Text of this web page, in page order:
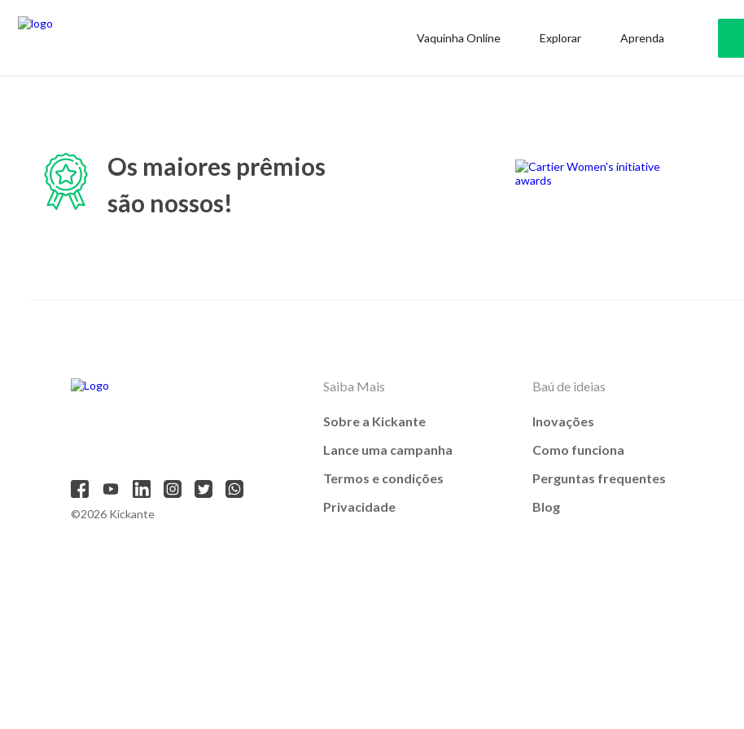
Vaquinha Online Explorar Aprenda
Os maiores prêmios
são nossos!
©2026 Kickante
Saiba Mais
Sobre a Kickante
Lance uma campanha
Termos e condições
Privacidade
Baú de ideias
Inovações
Como funciona
Perguntas frequentes
Blog